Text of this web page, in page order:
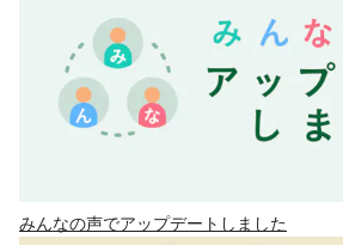
みんなの声でアップデートしました